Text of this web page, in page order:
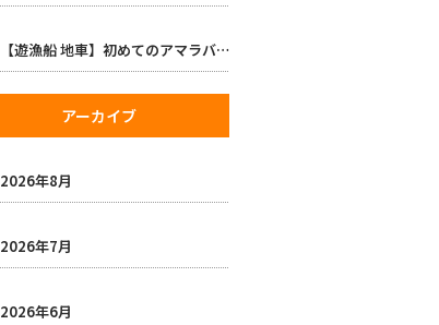
【遊漁船 地車】初めてのアマラバで50オーバー2本！有田沖で良型白甘鯛をキャッチ
アーカイブ
2026年8月
2026年7月
2026年6月